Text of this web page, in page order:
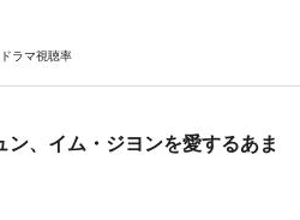
ラマ視聴率
ン、イム・ジヨンを愛するあま